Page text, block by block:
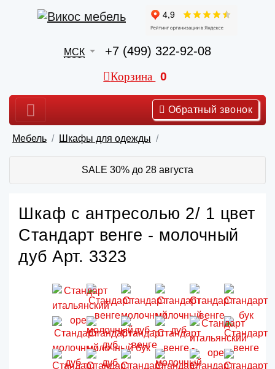
МСК +7 (499) 322-92-08
Корзина 0
Обратный звонок
Мебель Шкафы для одежды
SALE 30% до 28 августа
Шкаф с антресолью 2/ 1 цвет
Стандарт венге - молочный
дуб Арт. 3323